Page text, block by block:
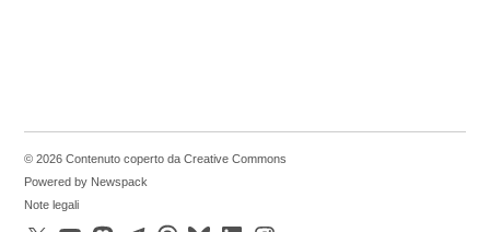
© 2026 Contenuto coperto da Creative Commons
Powered by Newspack
Note legali